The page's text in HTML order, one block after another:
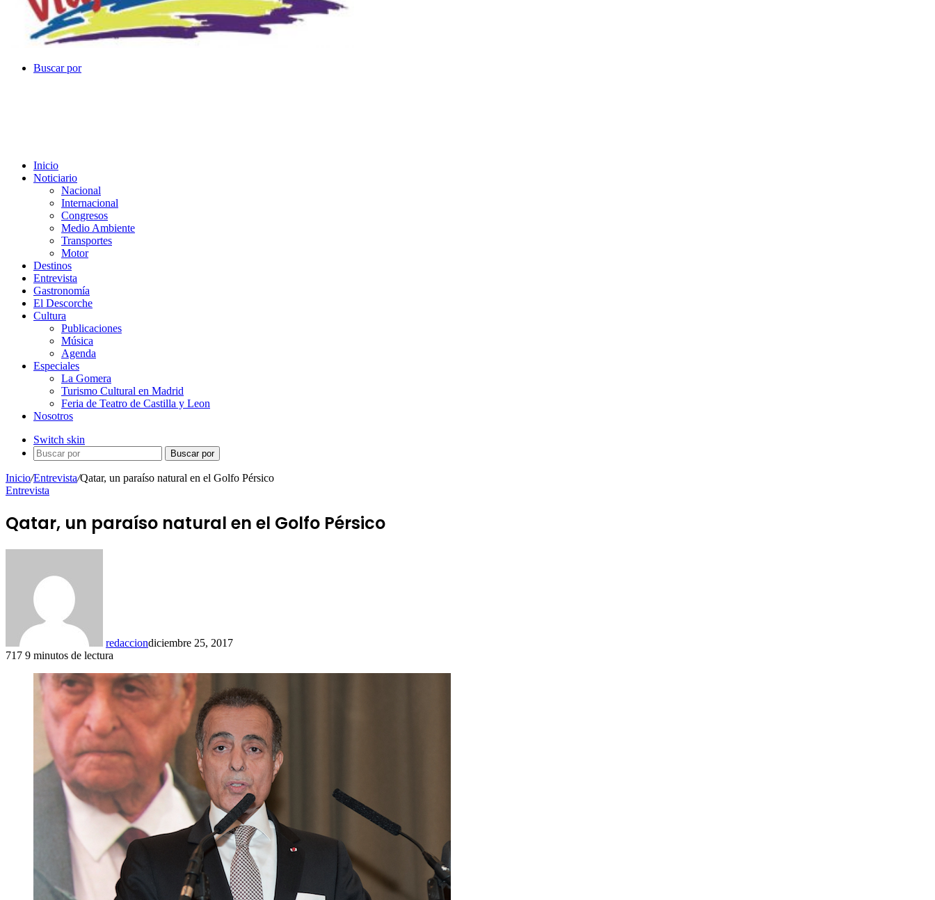
Buscar por
Inicio
Noticiario
Nacional
Internacional
Congresos
Medio Ambiente
Transportes
Motor
Destinos
Entrevista
Gastronomía
El Descorche
Cultura
Publicaciones
Música
Agenda
Especiales
La Gomera
Turismo Cultural en Madrid
Feria de Teatro de Castilla y Leon
Nosotros
Switch skin
Buscar por
Inicio/Entrevista/Qatar, un paraíso natural en el Golfo Pérsico
Entrevista
Qatar, un paraíso natural en el Golfo Pérsico
redacciondiciembre 25, 2017
717 9 minutos de lectura